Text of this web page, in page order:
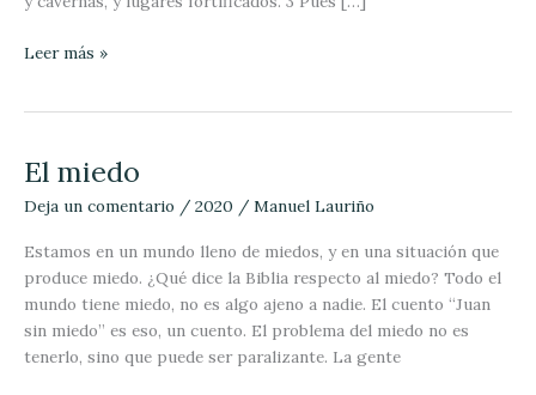
Leer más »
El miedo
Deja un comentario / 2020 / Manuel Lauriño
Estamos en un mundo lleno de miedos, y en una situación que
produce miedo. ¿Qué dice la Biblia respecto al miedo? Todo el
mundo tiene miedo, no es algo ajeno a nadie. El cuento “Juan
sin miedo” es eso, un cuento. El problema del miedo no es
tenerlo, sino que puede ser paralizante. La gente
El